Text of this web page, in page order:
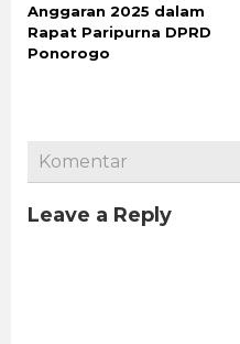
Anggaran 2025 dalam
Rapat Paripurna DPRD
Ponorogo
Komentar
Leave a Reply